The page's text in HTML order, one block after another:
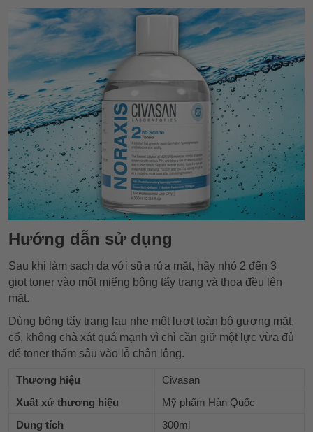
Hướng dẫn sử dụng
Sau khi làm sạch da với sữa rửa mặt, hãy nhỏ 2 đến 3
giọt toner vào một miếng bông tẩy trang và thoa đều lên
mặt.
Dùng bông tẩy trang lau nhẹ một lượt toàn bộ gương mặt,
cổ, không chà xát quá mạnh vì chỉ cần giữ một lực vừa đủ
để toner thấm sâu vào lỗ chân lông.
Thương hiệu
Civasan
Xuất xứ thương hiệu
Mỹ phẩm Hàn Quốc
Dung tích
300ml